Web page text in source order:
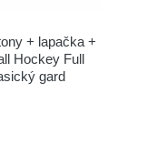
+ lapačka +
Hockey Full
gard